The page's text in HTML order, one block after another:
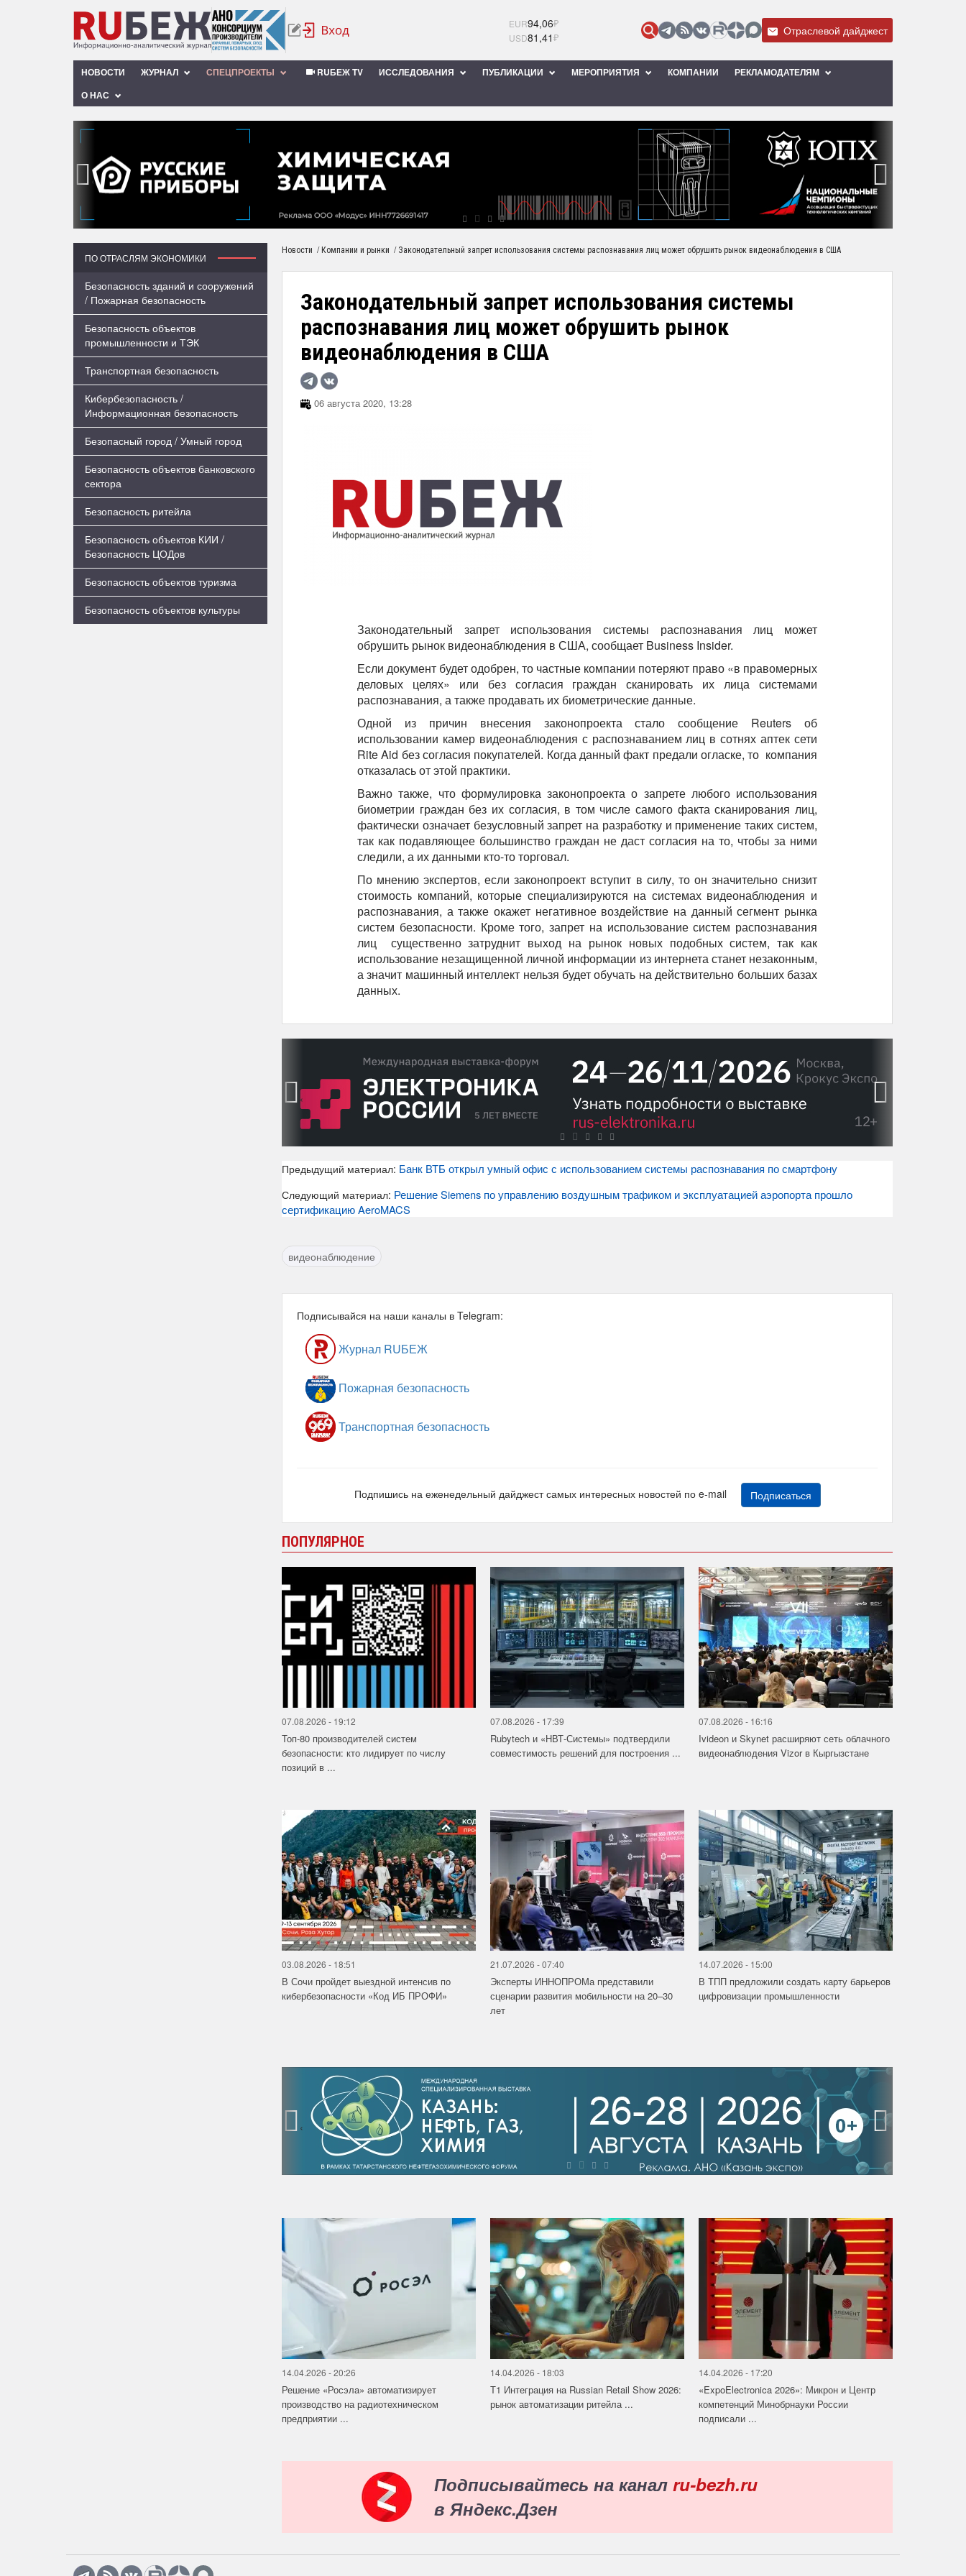
EUR94,06₽
USD81,41₽ Отраслевой дайджест
НОВОСТИ ЖУРНАЛ СПЕЦПРОЕКТЫ RUБЕЖ TV ИССЛЕДОВАНИЯ ПУБЛИКАЦИИ МЕРОПРИЯТИЯ КОМПАНИИ
РЕКЛАМОДАТЕЛЯМ
О НАС
‹
ПО ОТРАСЛЯМ ЭКОНОМИКИ
Безопасность зданий и сооружений
/ Пожарная безопасность
Безопасность объектов
промышленности и ТЭК
Транспортная безопасность
Кибербезопасность /
Информационная безопасность
Безопасный город / Умный город
Безопасность объектов банковского
сектора
Безопасность ритейла
Безопасность объектов КИИ /
Безопасность ЦОДов
Безопасность объектов туризма
Безопасность объектов культуры
Новости / Компании и рынки / Законодательный запрет использования системы распознавания лиц может обрушить рынок видеонаблюдения в США
Законодательный запрет использования системы
распознавания лиц может обрушить рынок
видеонаблюдения в США
06 августа 2020, 13:28
Законодательный запрет использования системы распознавания лиц может
обрушить рынок видеонаблюдения в США, сообщает Business Insider.
Если документ будет одобрен, то частные компании потеряют право «в правомерных
деловых целях» или без согласия граждан сканировать их лица системами
распознавания, а также продавать их биометрические данные.
Одной из причин внесения законопроекта стало сообщение Reuters об
использовании камер видеонаблюдения с распознаванием лиц в сотнях аптек сети
Rite Aid без согласия покупателей. Когда данный факт предали огласке, то компания
отказалась от этой практики.
Важно также, что формулировка законопроекта о запрете любого использования
биометрии граждан без их согласия, в том числе самого факта сканирования лиц,
фактически означает безусловный запрет на разработку и применение таких систем,
так как подавляющее большинство граждан не даст согласия на то, чтобы за ними
следили, а их данными кто-то торговал.
По мнению экспертов, если законопроект вступит в силу, то он значительно снизит
стоимость компаний, которые специализируются на системах видеонаблюдения и
распознавания, а также окажет негативное воздействие на данный сегмент рынка
систем безопасности. Кроме того, запрет на использование систем распознавания
лиц существенно затруднит выход на рынок новых подобных систем, так как
использование незащищенной личной информации из интернета станет незаконным,
а значит машинный интеллект нельзя будет обучать на действительно больших базах
данных.
‹
Предыдущий материал: Банк ВТБ открыл умный офис с использованием системы распознавания по смартфону
Следующий материал: Решение Siemens по управлению воздушным трафиком и эксплуатацией аэропорта прошло
сертификацию AeroMACS
видеонаблюдение
Подписывайся на наши каналы в Telegram:
Журнал RUБЕЖ
Пожарная безопасность
Транспортная безопасность
Подпишись на еженедельный дайджест самых интересных новостей по e-mail Подписаться
ПОПУЛЯРНОЕ
07.08.2026 - 19:12
Топ-80 производителей систем
безопасности: кто лидирует по числу
позиций в ...
07.08.2026 - 17:39
Rubytech и «НВТ-Системы» подтвердили
совместимость решений для построения ...
07.08.2026 - 16:16
Ivideon и Skynet расширяют сеть облачного
видеонаблюдения Vizor в Кыргызстане
03.08.2026 - 18:51
В Сочи пройдет выездной интенсив по
кибербезопасности «Код ИБ ПРОФИ»
21.07.2026 - 07:40
Эксперты ИННОПРОМа представили
сценарии развития мобильности на 20–30
лет
14.07.2026 - 15:00
В ТПП предложили создать карту барьеров
цифровизации промышленности
‹ ›
14.04.2026 - 20:26
Решение «Росэла» автоматизирует
производство на радиотехническом
предприятии ...
14.04.2026 - 18:03
Т1 Интеграция на Russian Retail Show 2026:
рынок автоматизации ритейла ...
14.04.2026 - 17:20
«ExpoElectronica 2026»: Микрон и Центр
компетенций Минобрнауки России
подписали ...
Подписывайтесь на канал ru-bezh.ru
в Яндекс.Дзен